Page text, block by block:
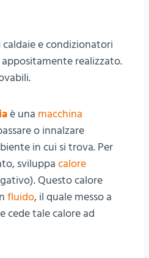
e condizionatori
realizzato.
è una macchina
o innalzare
in cui si trova. Per
sviluppa calore
Questo calore
fluido, il quale messo a
cede tale calore ad